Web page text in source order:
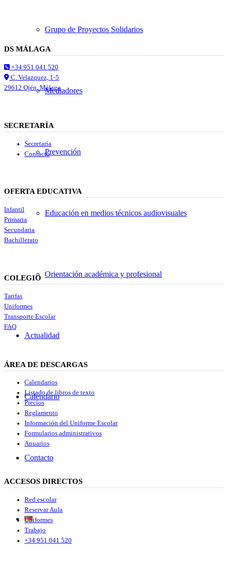
Grupo de Proyectos Solidarios
Mediadores
Prevención
Educación en medios técnicos audiovisuales
Orientación académica y profesional
Actualidad
Calendario
Contacto
DS MÁLAGA
+34 951 041 520
C. Velazquez, 1-5
29612 Ojén, Málaga
SECRETARÍA
Secretaría
Contacto
OFERTA EDUCATIVA
Infantil
Primaria
Secundaria
Bachillerato
COLEGIO
Tarifas
Uniformes
Transporte Escolar
FAQ
ÁREA DE DESCARGAS
Calendarios
Listado de libros de texto
Precios
Reglamento
Información del Uniforme Escolar
Formularios administrativos
Anuarios
ACCESOS DIRECTOS
Red escolar
Reservar Aula
Uniformes
Trabajo
+34 951 041 520